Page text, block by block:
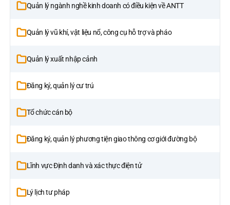
Quản lý ngành nghề kinh doanh có điều kiện về ANTT
Quản lý vũ khí, vật liệu nổ, công cụ hỗ trợ và pháo
Quản lý xuất nhập cảnh
Đăng ký, quản lý cư trú
Tổ chức cán bộ
Đăng ký, quản lý phương tiện giao thông cơ giới đường bộ
Lĩnh vực Định danh và xác thực điện tử
Lý lịch tư pháp